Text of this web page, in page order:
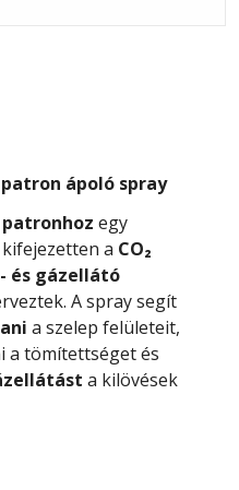
ápoló spray
patronhoz egy
a CO₂
és gázellátó
A spray segít
a szelep felületeit,
a tömítettséget és
a kilövések